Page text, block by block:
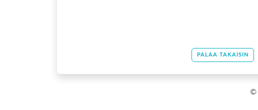
PALAA TAKAISIN
©